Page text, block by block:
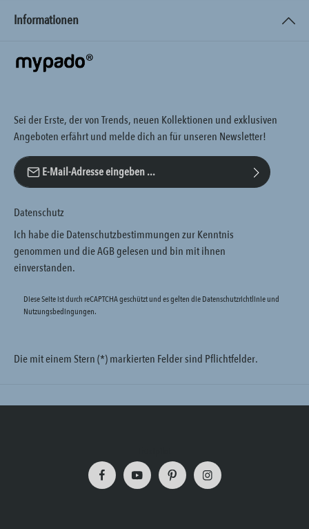
Informationen
Sei der Erste, der von Trends, neuen Kollektionen und exklusiven
Angeboten erfährt und melde dich an für unseren Newsletter!
E-Mail-Adresse*
Datenschutz
Ich habe dieDatenschutzbestimmungenzur Kenntnis
genommen und dieAGBgelesen und bin mit ihnen
einverstanden.
Diese Seite ist durch reCAPTCHA geschützt und es gelten dieDatenschutzrichtlinieund
Nutzungsbedingungen.
Die mit einem Stern (*) markierten Felder sind Pflichtfelder.